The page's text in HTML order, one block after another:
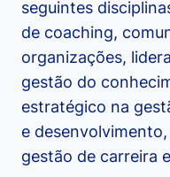
seguintes
de coaching,
organizações,
gestão do
estratégico na
e
gestão de carreira